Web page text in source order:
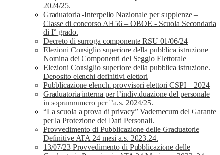
2024/25.
Graduatoria -Interpello Nazionale per supplenze –
Classe di concorso AH56 – OBOE - Scuola Secondaria
di I° grado.
Decreto di surroga componente RSU 01/06/24
Elezioni Consiglio superiore della pubblica istruzione.
Nomina dei Componenti del Seggio Elettorale
Elezioni Consiglio superiore della pubblica istruzione.
Deposito elenchi definitivi elettori
Pubblicazione elenchi provvisori elettori CSPI – 2024
Graduatoria interna per l’individuazione del personale
in soprannumero per l’a.s. 2024/25.
“La scuola a prova di privacy” Vademecum del Garante
per la Protezione dei Dati Personali.
Provvedimento di Pubblicazione delle Graduatorie
Definitive ATA 24 mesi a.s. 2023.24.
13/07/23 Provvedimento di Pubblicazione delle